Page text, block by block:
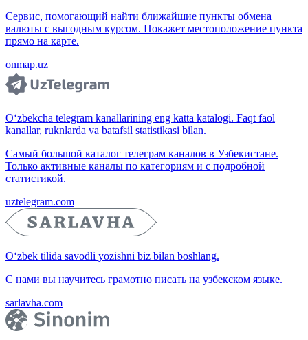
Сервис, помогающий найти ближайшие пункты обмена
валюты с выгодным курсом. Покажет местоположение пункта
прямо на карте.
onmap.uz
O‘zbekcha telegram kanallarining eng katta katalogi. Faqt faol
kanallar, ruknlarda va batafsil statistikasi bilan.
Самый большой каталог телеграм каналов в Узбекистане.
Только активные каналы по категориям и с подробной
статистикой.
uztelegram.com
O‘zbek tilida savodli yozishni biz bilan boshlang.
С нами вы научитесь грамотно писать на узбекском языке.
sarlavha.com